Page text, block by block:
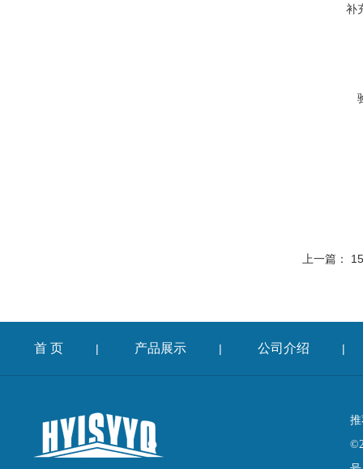
补
上一篇：
首 页 | 产品展示 | 公司介绍 |